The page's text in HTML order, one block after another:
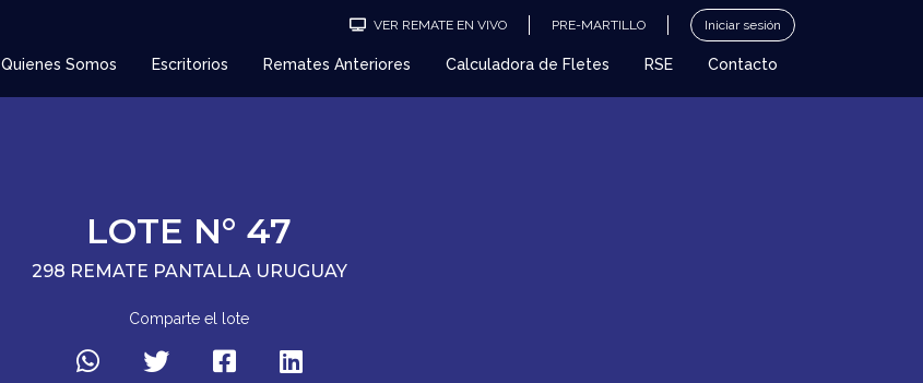
VER REMATE EN VIVO PRE-MARTILLO Iniciar sesión
Quienes Somos Escritorios Remates Anteriores Calculadora de Fletes RSE Contacto
LOTE N° 47
298 REMATE PANTALLA URUGUAY
Comparte el lote